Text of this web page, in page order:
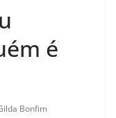
é
Bonfim